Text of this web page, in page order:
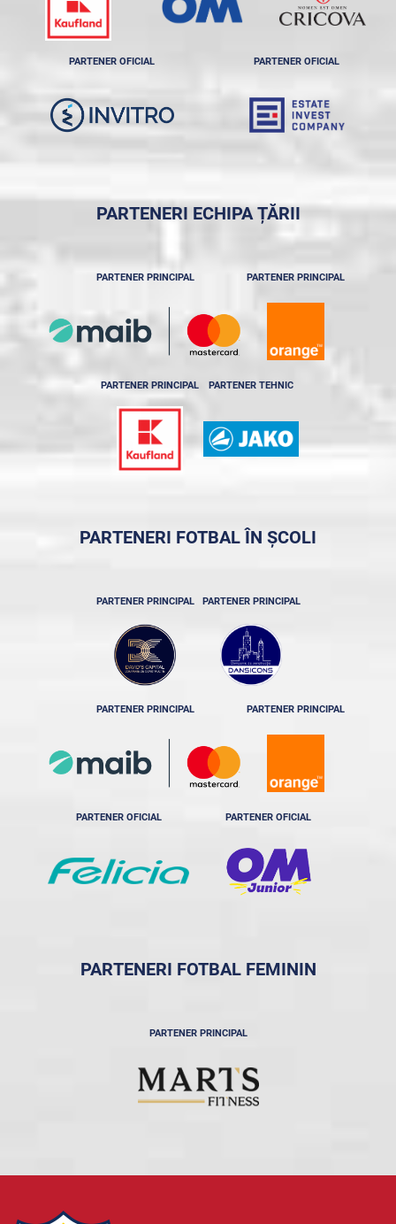
PARTENER OFICIAL PARTENER OFICIAL
PARTENERI ECHIPA ȚĂRII
PARTENER PRINCIPAL PARTENER PRINCIPAL
PARTENER PRINCIPAL PARTENER TEHNIC
PARTENERI FOTBAL ÎN ȘCOLI
PARTENER PRINCIPAL PARTENER PRINCIPAL
PARTENER PRINCIPAL PARTENER PRINCIPAL
PARTENER OFICIAL PARTENER OFICIAL
PARTENERI FOTBAL FEMININ
PARTENER PRINCIPAL